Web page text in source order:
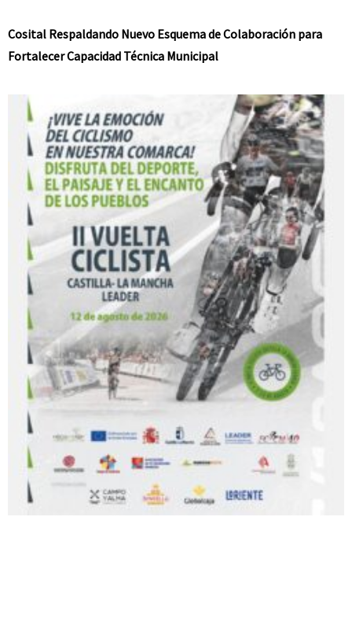
Cosital Respaldando Nuevo Esquema de Colaboración para
Fortalecer Capacidad Técnica Municipal